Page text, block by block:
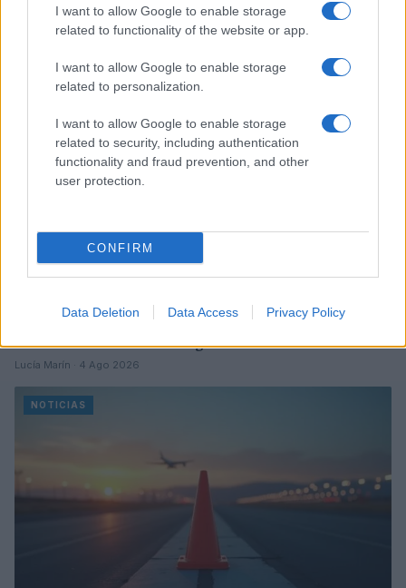
I want to allow Google to enable storage
related to functionality of the website or app.
I want to allow Google to enable storage
related to personalization.
I want to allow Google to enable storage
related to security, including authentication
functionality and fraud prevention, and other
user protection.
CONFIRM
Data Deletion Data Access Privacy Policy
Sigue leyendo
NOTICIAS
Murtala Muhammed en Lagos
Lucía Marín · 4 Ago 2026
NOTICIAS